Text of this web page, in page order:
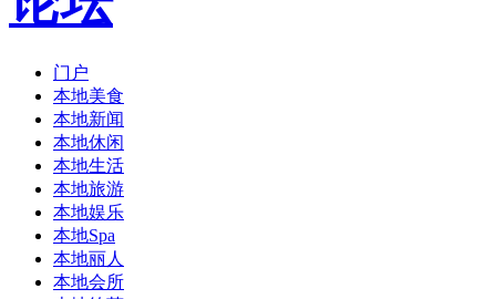
门户
本地美食
本地新闻
本地休闲
本地生活
本地旅游
本地娱乐
本地Spa
本地丽人
本地会所